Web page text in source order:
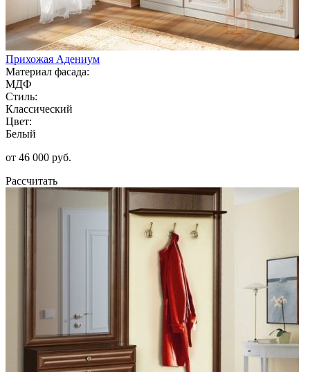
Прихожая Адениум
Материал фасада:
МДФ
Стиль:
Классический
Цвет:
Белый
от 46 000 руб.
Рассчитать